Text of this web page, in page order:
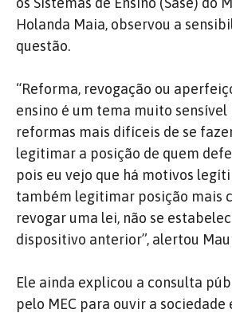
Holanda Maia, observou a
questão.
“Reforma, revogação ou
ensino é um tema muito sensível
reformas mais difíceis de se
legitimar a posição de quem
pois eu vejo que há motivos
também legitimar posição mais
revogar uma lei, não se
dispositivo anterior”, alertou
Ele ainda explicou a consulta
pelo MEC para ouvir a sociedade